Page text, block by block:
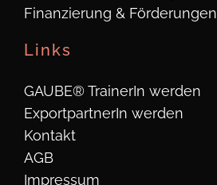
Finanzierung & Förderungen
Links
GAUBE® TrainerIn werden
ExportpartnerIn werden
Kontakt
AGB
Impressum